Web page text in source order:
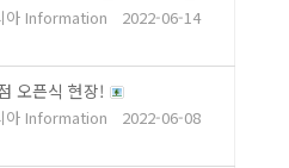
아 Information
2022-06-14
오픈식 현장!
아 Information
2022-06-08